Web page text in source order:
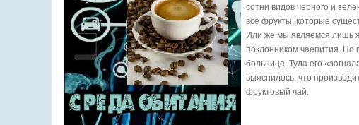
сотни видов черного и
все фрукты, которые
Или же мы являемся лишь
поклонником чаепития. Но
больнице. Туда его
выяснилось, что
фруктовый чай.